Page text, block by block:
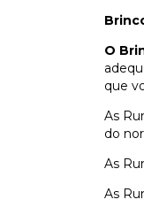
O
que
As
do
As
As